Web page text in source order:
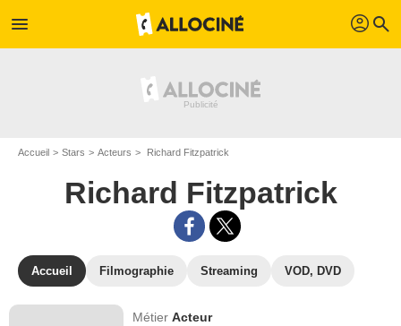
menu profil search
Accueil Stars Acteurs Richard Fitzpatrick
Richard Fitzpatrick
Accueil Filmographie Streaming VOD, DVD
MétierActeur